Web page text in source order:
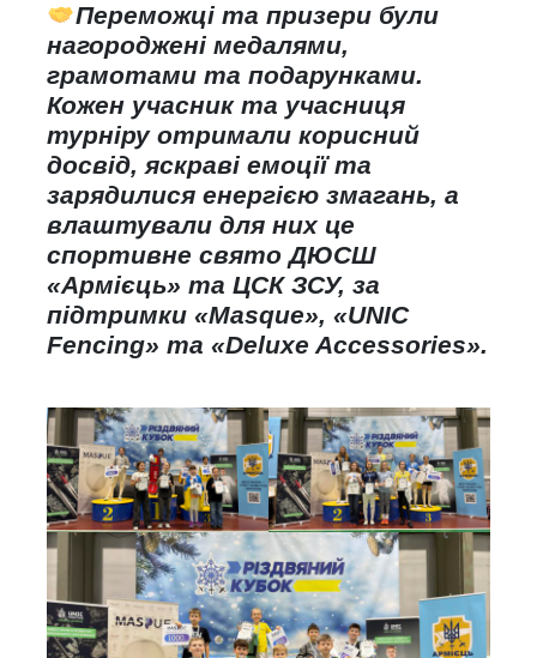
Переможці та призери були
нагороджені медалями,
грамотами та подарунками.
Кожен учасник та учасниця
турніру отримали корисний
досвід, яскраві емоції та
зарядилися енергією змагань, а
влаштували для них це
спортивне свято ДЮСШ
«Армієць» та ЦСК ЗСУ, за
підтримки «Masque», «UNIC
Fencing» та «Deluxe Accessories».